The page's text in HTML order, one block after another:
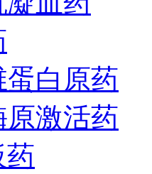
蛋白原药
原激活药
药